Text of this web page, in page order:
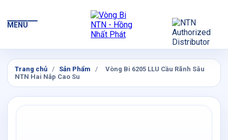
MENU
Trang chủ / Sản Phẩm /
Vòng Bi 6205 LLU Cầu Rãnh Sâu
NTN Hai Nắp Cao Su